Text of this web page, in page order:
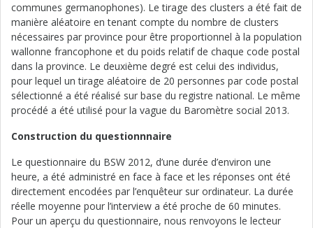
communes germanophones). Le tirage des clusters a été fait de
manière aléatoire en tenant compte du nombre de clusters
nécessaires par province pour être proportionnel à la population
wallonne francophone et du poids relatif de chaque code postal
dans la province. Le deuxième degré est celui des individus,
pour lequel un tirage aléatoire de 20 personnes par code postal
sélectionné a été réalisé sur base du registre national. Le même
procédé a été utilisé pour la vague du Baromètre social 2013.
Construction du questionnnaire
Le questionnaire du BSW 2012, d’une durée d’environ une
heure, a été administré en face à face et les réponses ont été
directement encodées par l’enquêteur sur ordinateur. La durée
réelle moyenne pour l’interview a été proche de 60 minutes.
Pour un aperçu du questionnaire, nous renvoyons le lecteur